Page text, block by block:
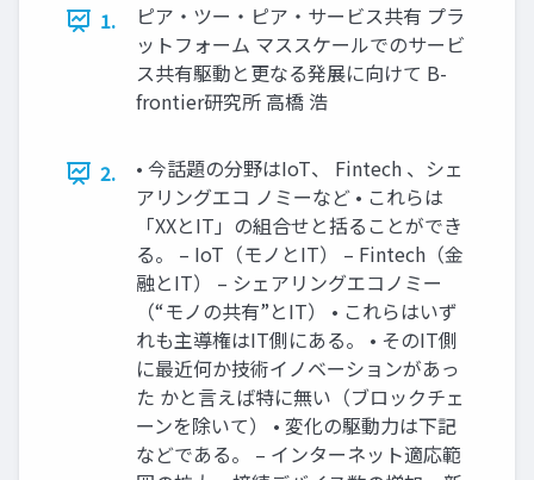
1.
ピア・ツー・ピア・サービス共有 プラ
ットフォーム マススケールでのサービ
ス共有駆動と更なる発展に向けて B-
frontier研究所 高橋 浩
2.
• 今話題の分野はIoT、 Fintech 、シェ
アリングエコ ノミーなど • これらは
「XXとIT」の組合せと括ることができ
る。 – IoT（モノとIT） – Fintech（金
融とIT） – シェアリングエコノミー
（“モノの共有”とIT） • これらはいず
れも主導権はIT側にある。 • そのIT側
に最近何か技術イノベーションがあっ
た かと言えば特に無い（ブロックチェ
ーンを除いて） • 変化の駆動力は下記
などである。 – インターネット適応範